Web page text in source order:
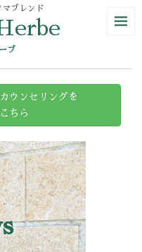
ブレンド
ブ
ウンセリングを
ちら